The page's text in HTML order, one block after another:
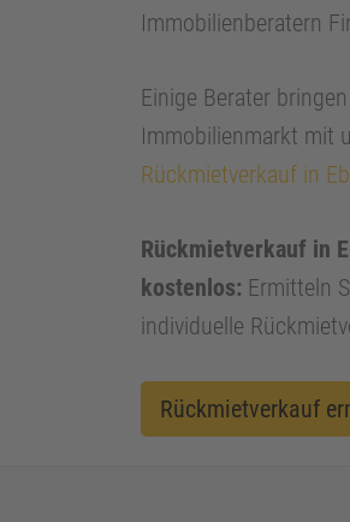
Immobilienberatern
Einige Berater
Immobilienmarkt mit
Rückmietverkauf in
Rückmietverkauf in
kostenlos: Ermitteln
individuelle
Rückmietverkauf